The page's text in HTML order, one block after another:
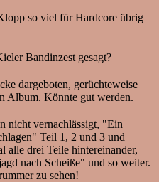
so viel für Hardcore übrig
Bandinzest gesagt?
dargeboten, gerüchteweise
Album. Könnte gut werden.
nicht vernachlässigt, "Ein
Teil 1, 2 und 3 und
alle drei Teile hintereinander,
nach Scheiße" und so weiter.
zu sehen!